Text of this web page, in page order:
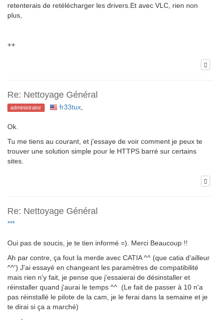
retenterais de retélécharger les drivers.Et avec VLC, rien non
plus,
++
Re: Nettoyage Général
administrator fr33tux,
Ok.
Tu me tiens au courant, et j'essaye de voir comment je peux te
trouver une solution simple pour le HTTPS barré sur certains
sites.
Re: Nettoyage Général
***
Oui pas de soucis, je te tien informé =). Merci Beaucoup !!
Ah par contre, ça fout la merde avec CATIA ^^ (que catia d'ailleur
^^') J'ai essayé en changeant les paramètres de compatibilité
mais rien n'y fait, je pense que j'essaierai de désinstaller et
réinstaller quand j'aurai le temps ^^ (Le fait de passer à 10 n'a
pas réinstallé le pilote de la cam, je le ferai dans la semaine et je
te dirai si ça a marché)